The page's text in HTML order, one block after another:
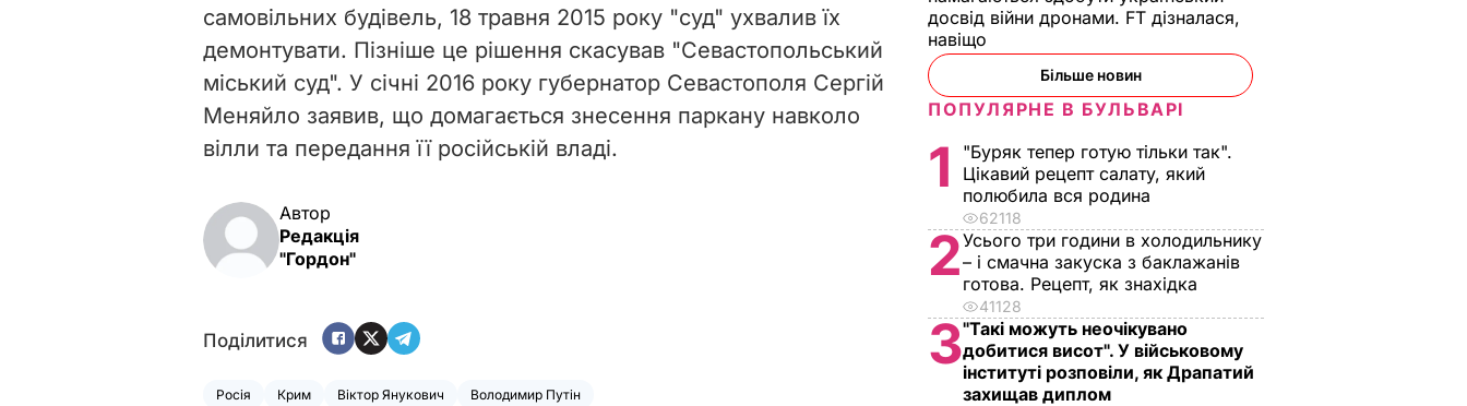
самовільних будівель, 18 травня 2015 року "суд" ухвалив їх
демонтувати. Пізніше це рішення скасував "Севастопольський
міський суд". У січні 2016 року губернатор Севастополя Сергій
Меняйло заявив, що домагається знесення паркану навколо
вілли та передання її російській владі.
Автор
Редакція
"Гордон"
Поділитися
Росія Крим Віктор Янукович Володимир Путін
досвід війни дронами. FT дізналася,
навіщо
Більше новин
ПОПУЛЯРНЕ В БУЛЬВАРІ
1
"Буряк тепер готую тільки так".
Цікавий рецепт салату, який
полюбила вся родина
62118
2Усього три години в холодильнику
– і смачна закуска з баклажанів
готова. Рецепт, як знахідка
41128
3"Такі можуть неочікувано
добитися висот". У військовому
інституті розповіли, як Драпатий
захищав диплом